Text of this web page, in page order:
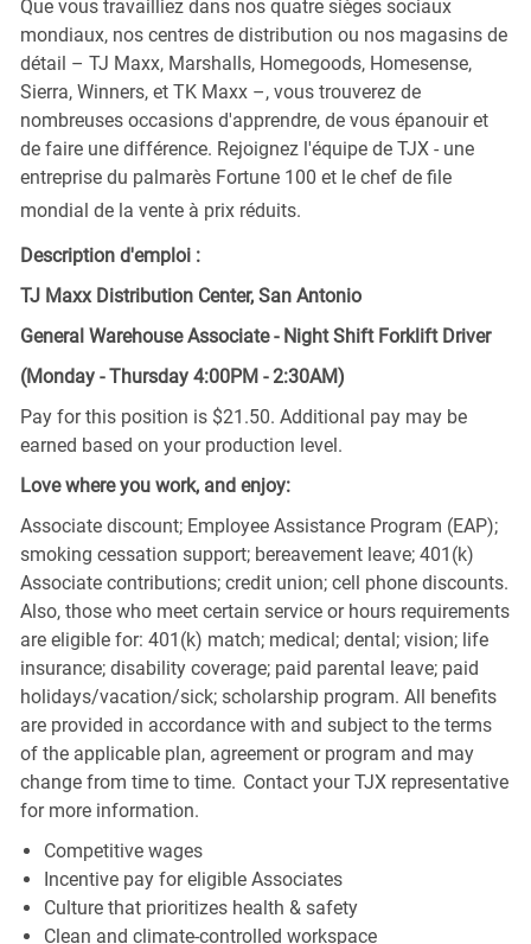
Que vous travailliez dans nos quatre sièges sociaux
mondiaux, nos centres de distribution ou nos magasins de
détail – TJ Maxx, Marshalls, Homegoods, Homesense,
Sierra, Winners, et TK Maxx –, vous trouverez de
nombreuses occasions d'apprendre, de vous épanouir et
de faire une différence. Rejoignez l'équipe de TJX - une
entreprise du palmarès Fortune 100 et le chef de file
mondial de la vente à prix réduits.
Description d'emploi :
TJ Maxx Distribution Center, San Antonio
General Warehouse Associate - Night Shift Forklift Driver
(Monday - Thursday 4:00PM - 2:30AM)
Pay for this position is $21.50. Additional pay may be
earned based on your production level.
Love where you work, and enjoy:
Associate discount; Employee Assistance Program (EAP);
smoking cessation support; bereavement leave; 401(k)
Associate contributions; credit union; cell phone discounts.
Also, those who meet certain service or hours requirements
are eligible for: 401(k) match; medical; dental; vision; life
insurance; disability coverage; paid parental leave; paid
holidays/vacation/sick; scholarship program. All benefits
are provided in accordance with and subject to the terms
of the applicable plan, agreement or program and may
change from time to time. Contact your TJX representative
for more information.
Competitive wages
Incentive pay for eligible Associates
Culture that prioritizes health & safety
Clean and climate-controlled workspace